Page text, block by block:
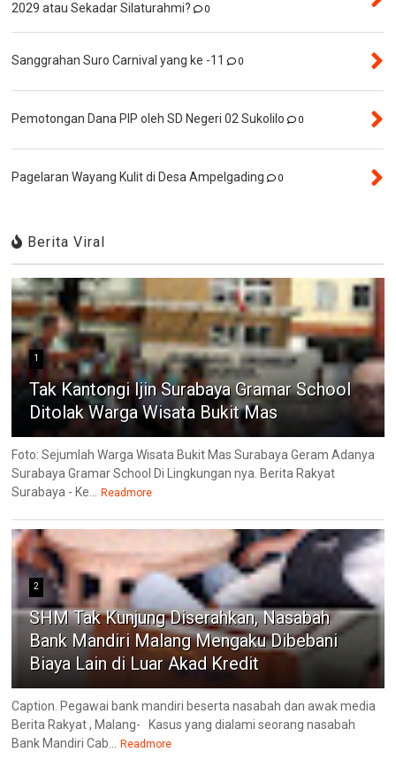
2029 atau Sekadar Silaturahmi?
0
Sanggrahan Suro Carnival yang ke -11 0
Pemotongan Dana PIP oleh SD Negeri 02 Sukolilo 0
Pagelaran Wayang Kulit di Desa Ampelgading 0
Berita Viral
1
Tak Kantongi Ijin Surabaya Gramar School
Ditolak Warga Wisata Bukit Mas
Foto: Sejumlah Warga Wisata Bukit Mas Surabaya Geram Adanya
Surabaya Gramar School Di Lingkungan nya. Berita Rakyat
Surabaya - Ke... Readmore
2
SHM Tak Kunjung Diserahkan, Nasabah
Bank Mandiri Malang Mengaku Dibebani
Biaya Lain di Luar Akad Kredit
Caption. Pegawai bank mandiri beserta nasabah dan awak media
Berita Rakyat , Malang- ‎Kasus yang dialami seorang nasabah
Bank Mandiri Cab... Readmore